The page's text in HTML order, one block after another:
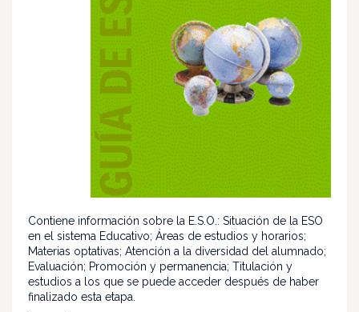
Contiene información sobre la E.S.O.: Situación de la ESO
en el sistema Educativo; Áreas de estudios y horarios;
Materias optativas; Atención a la diversidad del alumnado;
Evaluación; Promoción y permanencia; Titulación y
estudios a los que se puede acceder después de haber
finalizado esta etapa.